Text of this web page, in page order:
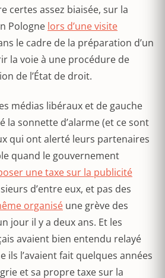
certes assez biaisée, sur la
Pologne lors d’une visite
le cadre de la préparation d’un
la voie à une procédure de
de l’État de droit.
médias libéraux et de gauche
la sonnette d’alarme (et ce sont
qui ont alerté leurs partenaires
quand le gouvernement
une taxe sur la publicité
d’entre eux, et pas des
organisé une grève des
jour il y a deux ans. Et les
avaient bien entendu relayé
ils l’avaient fait quelques années
et sa propre taxe sur la